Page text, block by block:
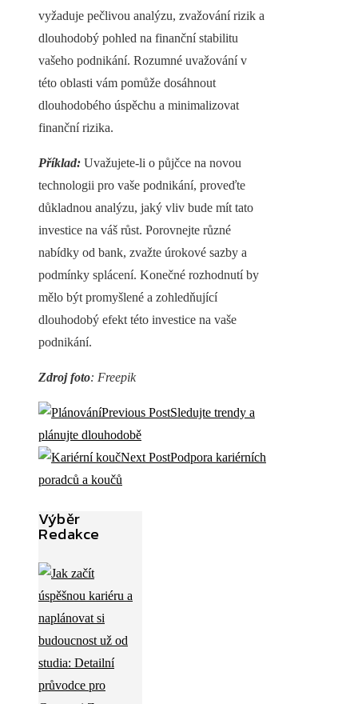
vyžaduje pečlivou analýzu, zvažování rizik a
dlouhodobý pohled na finanční stabilitu
vašeho podnikání. Rozumné uvažování v
této oblasti vám pomůže dosáhnout
dlouhodobého úspěchu a minimalizovat
finanční rizika.
Příklad: Uvažujete-li o půjčce na novou
technologii pro vaše podnikání, proveďte
důkladnou analýzu, jaký vliv bude mít tato
investice na váš růst. Porovnejte různé
nabídky od bank, zvažte úrokové sazby a
podmínky splácení. Konečné rozhodnutí by
mělo být promyšlené a zohledňující
dlouhodobý efekt této investice na vaše
podnikání.
Zdroj foto: Freepik
Previous PostSledujte trendy a
plánujte dlouhodobě
Next PostPodpora kariérních
poradců a koučů
Výběr
Redakce